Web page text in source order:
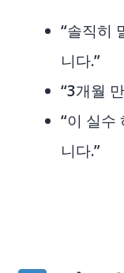
“솔직히
니다.”
“3개월
“이 실수
니다.”